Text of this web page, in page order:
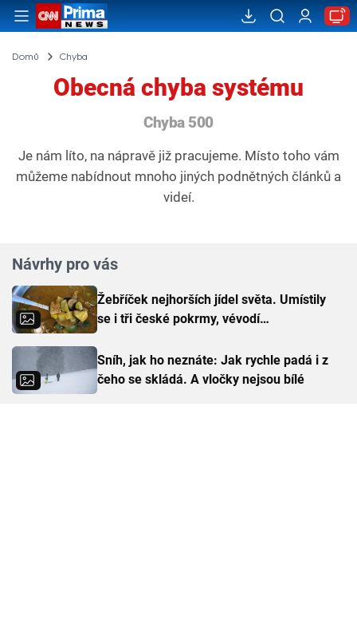
Domů Chyba
Obecná chyba systému
Chyba 500
Je nám líto, na nápravě již pracujeme. Místo toho vám
můžeme nabídnout mnoho jiných podnětných článků a
videí.
Návrhy pro vás
Žebříček nejhorších jídel světa. Umístily
se i tři české pokrmy, vévodí
Sníh, jak ho neznáte: Jak rychle padá i z
čeho se skládá. A vločky nejsou bílé